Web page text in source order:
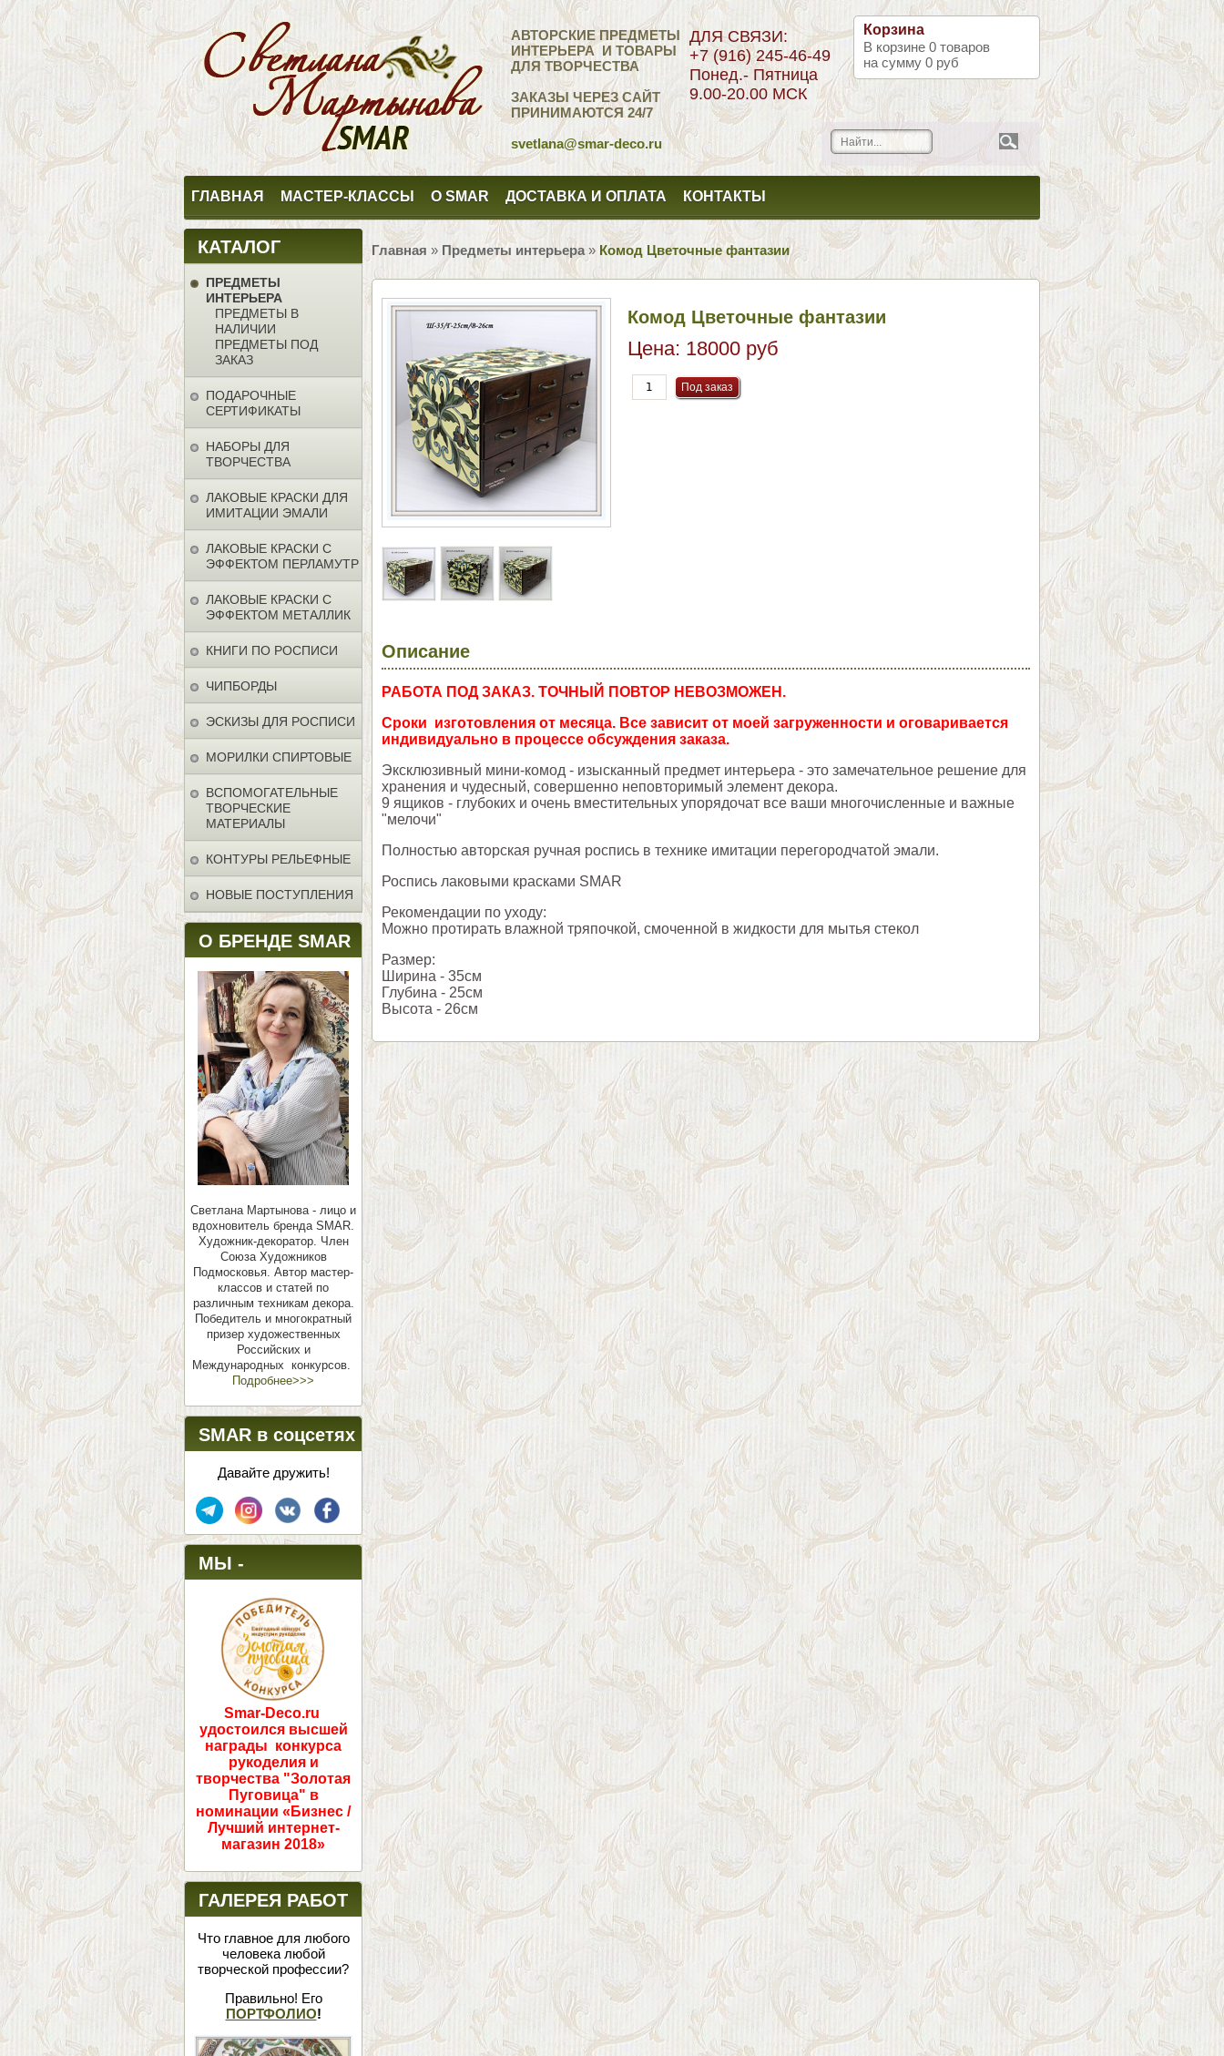
АВТОРСКИЕ ПРЕДМЕТЫ
ИНТЕРЬЕРА И ТОВАРЫ
ДЛЯ ТВОРЧЕСТВА
ЗАКАЗЫ ЧЕРЕЗ САЙТ
ПРИНИМАЮТСЯ 24/7
svetlana@smar-deco.ru
Корзина
В корзине 0 товаров
на сумму 0 руб
ДЛЯ СВЯЗИ:
+7 (916) 245-46-49
Понед.- Пятница
9.00-20.00 МСК
ГЛАВНАЯ МАСТЕР-КЛАССЫ О SMAR ДОСТАВКА И ОПЛАТА КОНТАКТЫ
КАТАЛОГ
ПРЕДМЕТЫ
ИНТЕРЬЕРА
ПРЕДМЕТЫ В
НАЛИЧИИ
ПРЕДМЕТЫ ПОД
ЗАКАЗ
ПОДАРОЧНЫЕ
СЕРТИФИКАТЫ
НАБОРЫ ДЛЯ
ТВОРЧЕСТВА
ЛАКОВЫЕ КРАСКИ ДЛЯ
ИМИТАЦИИ ЭМАЛИ
ЛАКОВЫЕ КРАСКИ С
ЭФФЕКТОМ ПЕРЛАМУТР
ЛАКОВЫЕ КРАСКИ С
ЭФФЕКТОМ МЕТАЛЛИК
КНИГИ ПО РОСПИСИ
ЧИПБОРДЫ
ЭСКИЗЫ ДЛЯ РОСПИСИ
МОРИЛКИ СПИРТОВЫЕ
ВСПОМОГАТЕЛЬНЫЕ
ТВОРЧЕСКИЕ
МАТЕРИАЛЫ
КОНТУРЫ РЕЛЬЕФНЫЕ
НОВЫЕ ПОСТУПЛЕНИЯ
О БРЕНДЕ SMAR
Светлана Мартынова - лицо и
вдохновитель бренда SMAR.
Художник-декоратор. Член
Союза Художников
Подмосковья. Автор мастер-
классов и статей по
различным техникам декора.
Победитель и многократный
призер художественных
Российских и
Международных конкурсов.
Подробнее>>>
SMAR в соцсетях
Давайте дружить!
МЫ -
ПОБЕДИТЕЛИ!
Smar-Deco.ru
удостоился высшей
награды конкурса
рукоделия и
творчества "Золотая
Пуговица" в
номинации «Бизнес /
Лучший интернет-
магазин 2018»
ГАЛЕРЕЯ РАБОТ
Что главное для любого
человека любой
творческой профессии?
Правильно! Его
ПОРТФОЛИО!
Главная » Предметы интерьера» Комод Цветочные фантазии
Комод Цветочные фантазии
Цена: 18000 руб
Описание
РАБОТА ПОД ЗАКАЗ. ТОЧНЫЙ ПОВТОР НЕВОЗМОЖЕН.
Сроки изготовления от месяца. Все зависит от моей загруженности и оговаривается
индивидуально в процессе обсуждения заказа.
Эксклюзивный мини-комод - изысканный предмет интерьера - это замечательное решение для
хранения и чудесный, совершенно неповторимый элемент декора.
9 ящиков - глубоких и очень вместительных упорядочат все ваши многочисленные и важные
"мелочи"
Полностью авторская ручная роспись в технике имитации перегородчатой эмали.
Роспись лаковыми красками SMAR
Рекомендации по уходу:
Можно протирать влажной тряпочкой, смоченной в жидкости для мытья стекол
Размер:
Ширина - 35см
Глубина - 25см
Высота - 26см